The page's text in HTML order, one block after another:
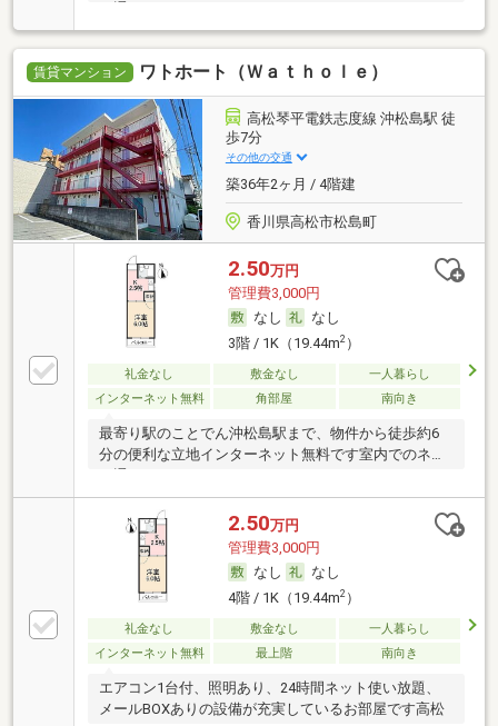
賃貸マンション ワトホート（Ｗａｔｈｏｌｅ）
高松琴平電鉄志度線 沖松島駅 徒
歩7分
その他の交通
築36年2ヶ月 / 4階建
香川県高松市松島町
2.50万円
管理費3,000円
なし
なし
3階 / 1K（19.44m2）
礼金なし 敷金なし
一人暮らし
インターネット無料
角部屋 南向き
最寄り駅のことでん沖松島駅まで、物件から徒歩約6
分の便利な立地インターネット無料です室内でのネッ
2.50万円
管理費3,000円
なし
なし
4階 / 1K（19.44m2）
礼金なし 敷金なし
一人暮らし
インターネット無料
最上階 南向き
エアコン1台付、照明あり、24時間ネット使い放題、
メールBOXありの設備が充実しているお部屋です高松